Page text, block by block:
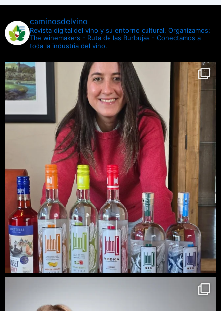
caminosdelvino
Revista digital del vino y su entorno cultural. Organizamos:
The winemakers - Ruta de las Burbujas - Conectamos a
toda la industria del vino.